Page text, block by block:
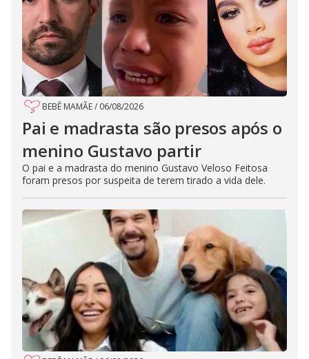
BEBÊ MAMÃE/ 06/08/2026
Pai e madrasta são presos após o
menino Gustavo partir
O pai e a madrasta do menino Gustavo Veloso Feitosa
foram presos por suspeita de terem tirado a vida dele.